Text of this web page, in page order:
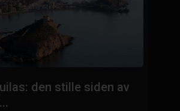
den stille siden av